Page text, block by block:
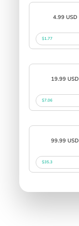
4.99 USD
$1.77
19.99 USD
$7.06
99.99 USD
$35.3